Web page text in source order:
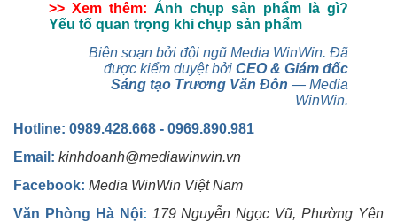
>> Xem thêm: Ảnh chụp sản phẩm là gì?
Yếu tố quan trọng khi chụp sản phẩm
Biên soạn bởi đội ngũ Media WinWin. Đã
được kiểm duyệt bởi CEO & Giám đốc
Sáng tạo Trương Văn Đôn — Media
WinWin.
Hotline: 0989.428.668 - 0969.890.981
Email: kinhdoanh@mediawinwin.vn
Facebook: Media WinWin Việt Nam
Văn Phòng Hà Nội: 179 Nguyễn Ngọc Vũ, Phường Yên